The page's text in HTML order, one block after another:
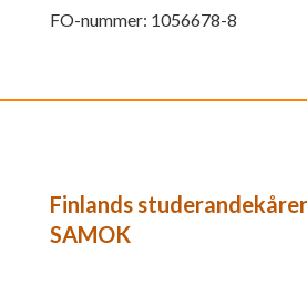
FO-nummer: 1056678-8
Finlands
SAMOK